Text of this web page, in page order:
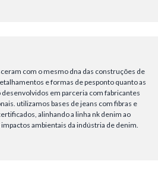
com o mesmo dna das construções de
e formas de pesponto quanto as
desenvolvidos em parceria com fabricantes
utilizamos bases de jeans com fibras e
alinhando a linha nk denim ao
ambientais da indústria de denim.